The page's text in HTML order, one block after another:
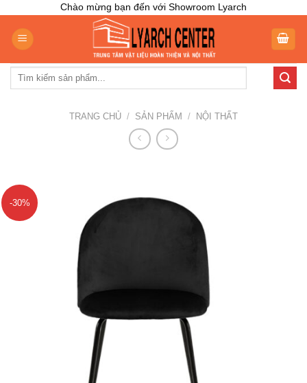
content
Chào mừng bạn đến với Showroom Lyarch
Tìm
TRANG CHỦ / SẢN PHẨM / NỘI THẤT
-30%